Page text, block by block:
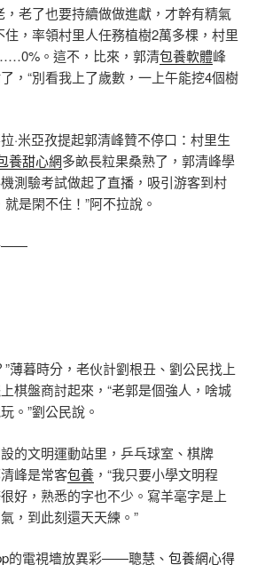
，老了也要持續做做進獻，才幹有精氣
住，率領村里人任務植樹2萬多棵，村里
。這不，比來，郭清包養軟體峰
，“別看我上了歲數，一上午能挖4個樹
·米亞孜提起郭清峰贊不停口：村里生
養甜心網多畝長粒果桑熟了，郭清峰學
測驗考試做起了直播，吸引游客到村
是閑不住！”阿不拉說。
——
”薄暮時分，老伙計劉根丑、劉公民找上
棋盤商討起來，“老郭是個強人，啥城
。”劉公民說。
的文明運動站里，乒乓球室、棋牌
峰是常客包養 ，“我只要小學文明程
好，熟悉的字也不少。寫羊毫字是上
，到此刻還天天練。”
的電視墻放異彩——聰慧、 包養網心得